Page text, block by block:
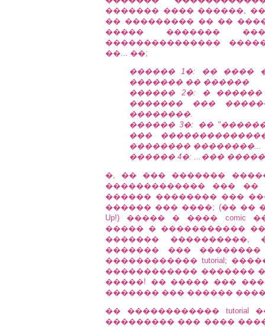
������� ���� ������,
�� ��������� �� ��
����� �������
���������������
��... ��;
������ 1�: �� ����
������� �� ������
������ 2�: �
������� ���
��������.
������ 3�: ��
���
�������� ��������...
������ 4�: ...���
�, �� ��� �������
������������� ���
������ �������� ���
������ ��� ����; (�� ��
Up!) ����� � ���� comic
����� � �����������
�������
������� ���
������������ tutorial;
������������ �������
�����! �� ����� ���
������� ��� ������
�� ������������ tutorial
��������� ��� ����